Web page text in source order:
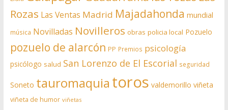
Rozas Las Ventas Madrid Majadahonda mundial
música Novilladas Novilleros obras policia local Pozuelo
pozuelo de alarcón PP Premios psicología
psicólogo salud San Lorenzo de El Escorial seguridad
Soneto tauromaquia toros valdemorillo viñeta
viñeta de humor viñetas